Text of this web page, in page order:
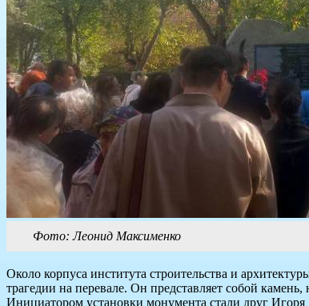
Фото: Леонид Максименко
Около корпуса института строительства и
трагедии на перевале. Он представляет собой
Инициатором установки монумента стали друг